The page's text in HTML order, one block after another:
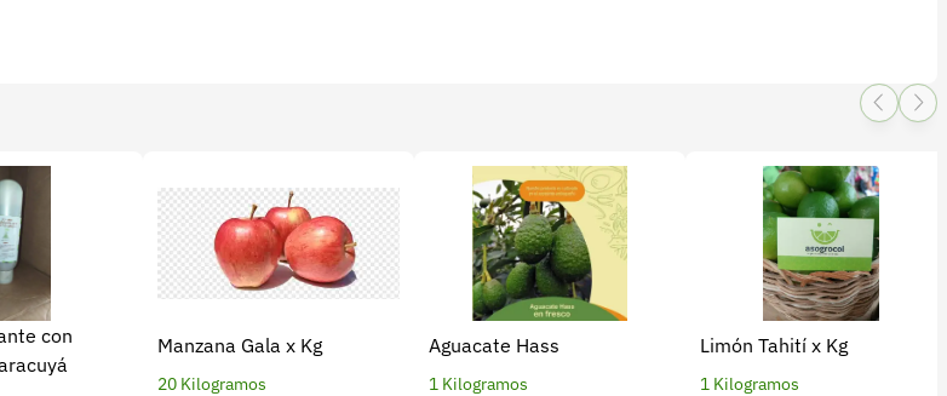
con
Manzana Gala x Kg
20 Kilogramos
Aguacate Hass
1 Kilogramos
Limón Tahití x Kg
1 Kilogramos